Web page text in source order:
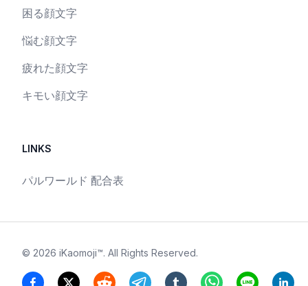
困る顔文字
悩む顔文字
疲れた顔文字
キモい顔文字
LINKS
パルワールド 配合表
© 2026 iKaomoji™. All Rights Reserved.